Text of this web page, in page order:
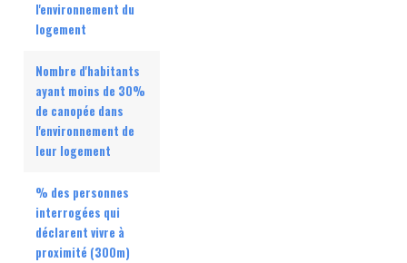
l'environnement du
logement
Nombre d'habitants
ayant moins de 30%
de canopée dans
l'environnement de
leur logement
% des personnes
interrogées qui
déclarent vivre à
proximité (300m)